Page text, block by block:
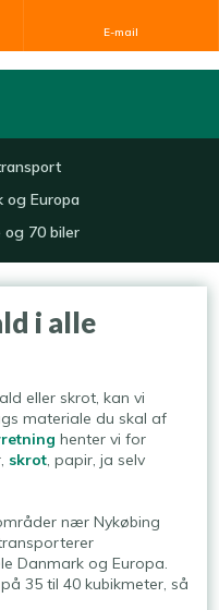
E-mail
og Europa
og 70 biler
i alle
eller skrot, kan vi
materiale du skal af
henter vi for
skrot, papir, ja selv
nær Nykøbing
Danmark og Europa.
35 til 40 kubikmeter, så